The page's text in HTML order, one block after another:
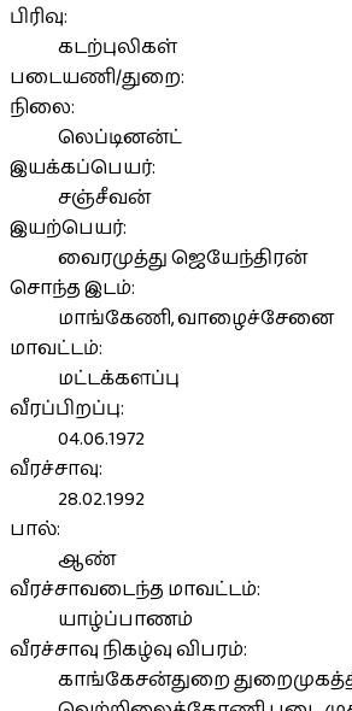
பிரிவு:
கடற்புலிகள்
படையணி/துறை:
நிலை:
லெப்டினன்ட்
இயக்கப்பெயர்:
சஞ்சீவன்
இயற்பெயர்:
வைரமுத்து ஜெயேந்திரன்
சொந்த இடம்:
மாங்கேணி, வாழைச்சேனை
மாவட்டம்:
மட்டக்களப்பு
வீரப்பிறப்பு:
04.06.1972
வீரச்சாவு:
28.02.1992
பால்:
ஆண்
வீரச்சாவடைந்த மாவட்டம்:
யாழ்ப்பாணம்
வீரச்சாவு நிகழ்வு விபரம்:
காங்கேசன்துறை